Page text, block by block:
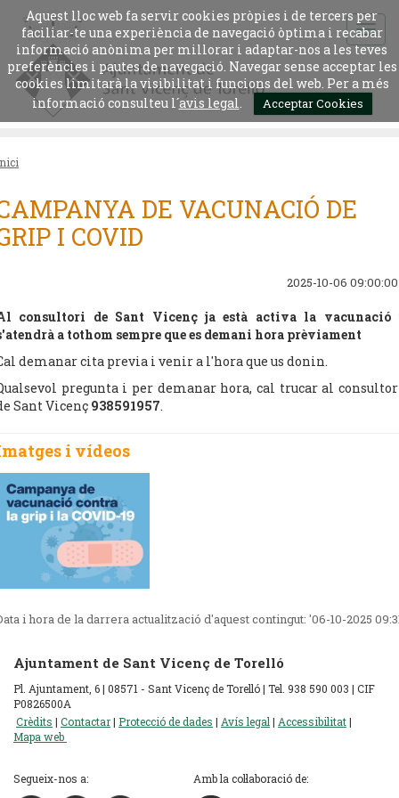
Aquest lloc web fa servir cookies pròpies i de tercers per
faciliar-te una experiència de navegació òptima i recabar
informació anònima per millorar i adaptar-nos a les teves
preferències i pautes de navegació. Navegar sense acceptar les
cookies limitarà la visibilitat i funcions del web. Per a més
informació consulteu l´avis legal. Acceptar Cookies
DE VACUNACIÓ DE
I COVID
2025-10-06 09:00:00
consultori de Sant Vicenç ja està activa la vacunació
a tothom sempre que es demani hora prèviament
demanar cita previa i venir a l'hora que us donin.
pregunta i per demanar hora, cal trucar al
Sant Vicenç 938591957.
i vídeos
i hora de la darrera actualització d'aquest contingut: '06-10-2025
Ajuntament de Sant Vicenç de Torelló
Pl. Ajuntament, 6 | 08571 - Sant Vicenç de Torelló | Tel. 938 590 003 | CIF
P0826500A
Crèdits | Contactar| Protecció de dades | Avís legal | Accessibilitat|
Mapa web
Segueix-nos a: Amb la col·laboració de: